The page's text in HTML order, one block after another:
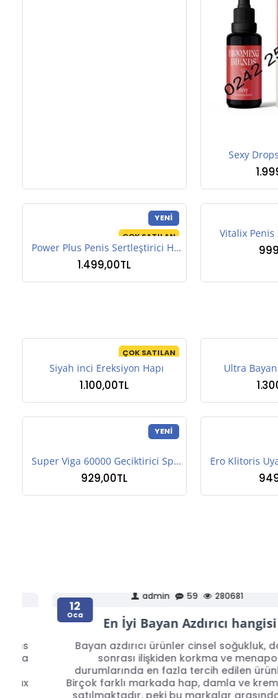
Sexy
YENI
ÇOK SATILAN
Power Plus Penis Sertleştirici Hap
1.499,00TL
Vitalix
ÇOK SATILAN
Siyah inci Ereksiyon Hapı
1.100,00TL
Ultra Bayan
YENI
Super Viga 60000 Geciktirici Sprey 45 ml
929,00TL
admin 59 280681
En İyi Bayan Azdırıcı hangisi
Bayan azdırıcı ürünler cinsel soğukluk,
sonrası ilişkiden korkma ve menapoz
durumlarında en fazla tercih edilen
Birçok farklı markada hap, damla ve krem